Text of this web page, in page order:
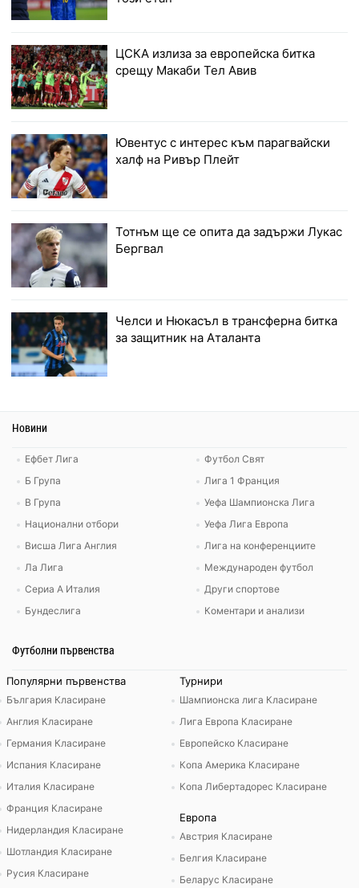
ЦСКА излиза за европейска битка
срещу Макаби Тел Авив
Ювентус с интерес към парагвайски
халф на Ривър Плейт
Тотнъм ще се опита да задържи Лукас
Бергвал
Челси и Нюкасъл в трансферна битка
за защитник на Аталанта
Новини
Ефбет Лига
Б Група
В Група
Национални отбори
Висша Лига Англия
Ла Лига
Сериа А Италия
Бундеслига
Футбол Свят
Лига 1 Франция
Уефа Шампионска Лига
Уефа Лига Европа
Лига на конференциите
Международен футбол
Други спортове
Коментари и анализи
Футболни първенства
Популярни първенства
България Класиране
Англия Класиране
Германия Класиране
Испания Класиране
Италия Класиране
Франция Класиране
Нидерландия Класиране
Шотландия Класиране
Русия Класиране
Турнири
Шампионска лига Класиране
Лига Европа Класиране
Европейско Класиране
Копа Америка Класиране
Копа Либертадорес Класиране
Европа
Австрия Класиране
Белгия Класиране
Беларус Класиране